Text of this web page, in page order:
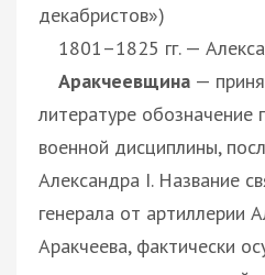
декабристов»)
1801–1825 гг. —
Аракчеевщина —
литературе обозначение
военной дисциплины,
Александра I. Название
генерала от артиллерии
Аракчеева, фактически